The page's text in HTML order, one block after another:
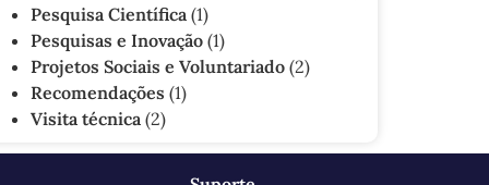
Pesquisa Científica (1)
Pesquisas e Inovação (1)
Projetos Sociais e Voluntariado (2)
Recomendações (1)
Visita técnica (2)